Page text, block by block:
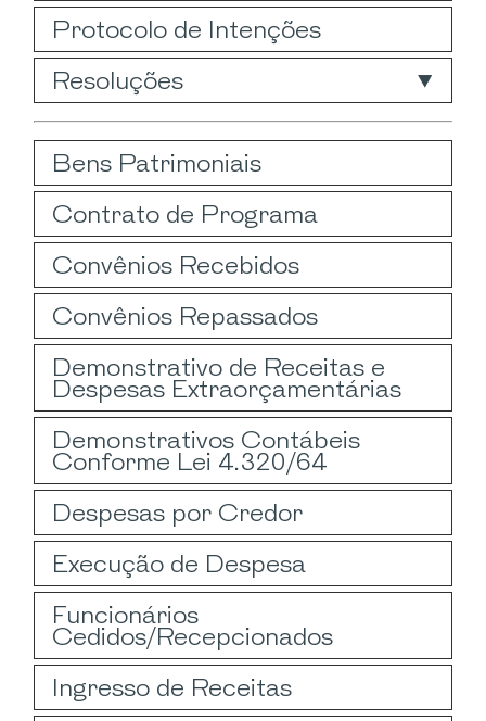
Protocolo de Intenções
Resoluções
Bens Patrimoniais
Contrato de Programa
Convênios Recebidos
Convênios Repassados
Demonstrativo de Receitas e
Despesas Extraorçamentárias
Demonstrativos Contábeis
Conforme Lei 4.320/64
Despesas por Credor
Execução de Despesa
Funcionários
Cedidos/Recepcionados
Ingresso de Receitas